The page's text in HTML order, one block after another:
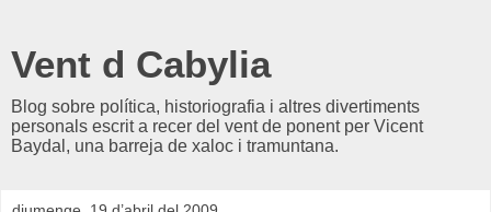
Vent d Cabylia
Blog sobre política, historiografia i altres divertiments
personals escrit a recer del vent de ponent per Vicent
Baydal, una barreja de xaloc i tramuntana.